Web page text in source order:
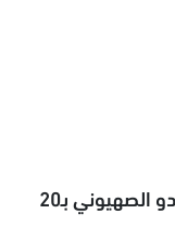
نظام الانقلاب يجهز لصفقة غاز مع العدو الصهيوني بـ20